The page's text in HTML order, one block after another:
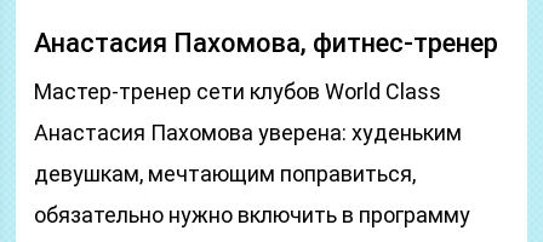
Анастасия Пахомова, фитнес-тренер
Мастер-тренер сети клубов World Class
Анастасия Пахомова уверена: худеньким
девушкам, мечтающим поправиться,
обязательно нужно включить в программу